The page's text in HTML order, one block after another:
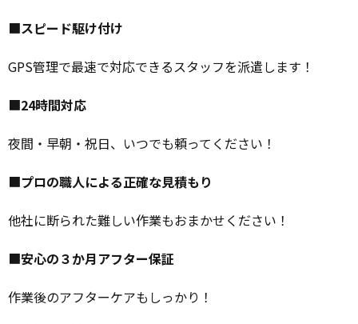
■スピード駆け付け
GPS管理で最速で対応できるスタッフを派遣します！
■24時間対応
夜間・早朝・祝日、いつでも頼ってください！
■プロの職人による正確な見積もり
他社に断られた難しい作業もおまかせください！
■安心の３か月アフター保証
作業後のアフターケアもしっかり！